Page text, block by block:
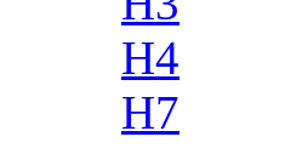
H4
H7